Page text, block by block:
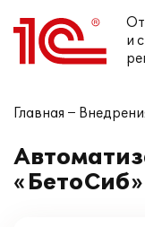
и
Главная
«БетоСиб»